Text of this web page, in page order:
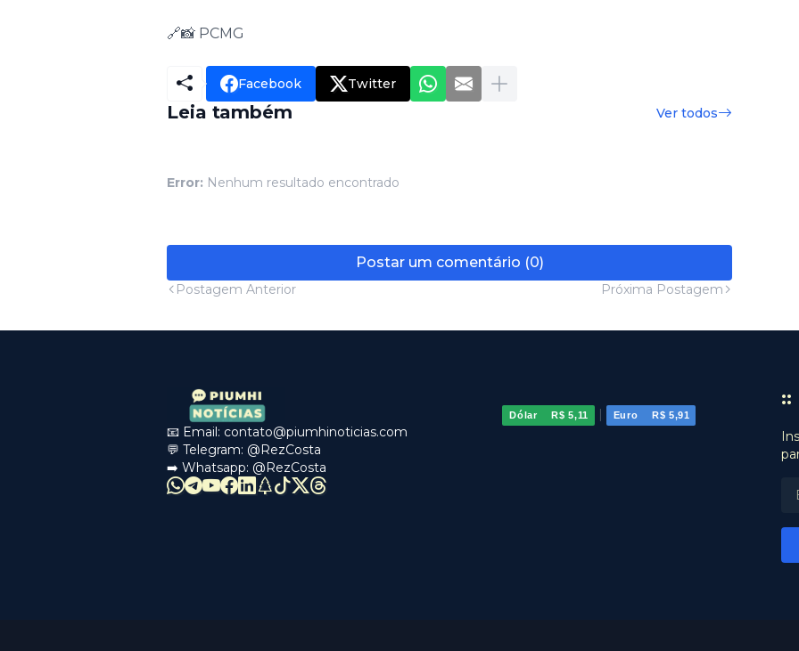
🔗📸 PCMG
Facebook Twitter
Leia também Ver todos
Error: Nenhum resultado encontrado
Postar um comentário (0)
Postagem Anterior Próxima Postagem
📧 Email: contato@piumhinoticias.com
💬 Telegram: @RezCosta
➡️ Whatsapp: @RezCosta
Dólar R$ 5,11 | Euro R$ 5,91
::